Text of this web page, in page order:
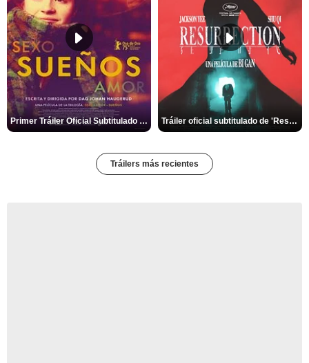
Primer Tráiler Oficial Subtitulado de 'Sueños (Sexo - Amor)' Tráiler oficial subtitulado de 'Resurrection'
Tráilers más recientes